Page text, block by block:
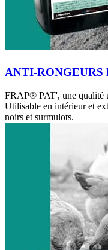
ANTI-RONGEURS
FRAP® PAT', une qualité
Utilisable en intérieur et
noirs et surmulots.